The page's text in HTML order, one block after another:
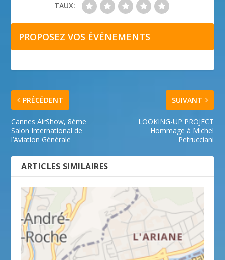
TAUX:
PROPOSEZ VOS ÉVÉNEMENTS
PRÉCÉDENT
Cannes AirShow, 8ème
Salon International de
l’Aviation Générale
SUIVANT
LOOKING-UP PROJECT
Hommage à Michel
Petrucciani
ARTICLES SIMILAIRES